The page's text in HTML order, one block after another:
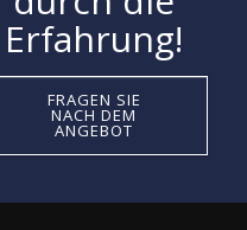
Erfahrung!
FRAGEN SIE
NACH DEM
ANGEBOT